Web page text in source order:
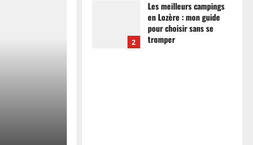
2
Les meilleurs campings
en Lozère : mon guide
pour choisir sans se
tromper